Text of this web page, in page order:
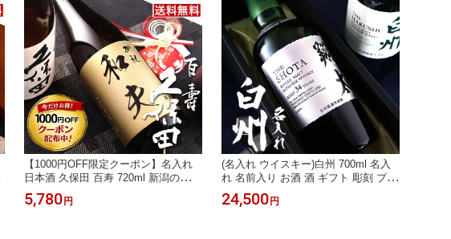
【1000円OFF限定クーポン】名入れ
日本酒 久保田 百寿 720ml 新潟の銘酒
朝日酒造 名前入り 彫刻 プレゼント
ギフト 還暦祝い 誕生日 退職祝い 送
5,780 円
(名入れ ウイスキー)白州 700ml 名入
れ 名前入り お酒 酒 ギフト 彫刻 プレ
ゼント 父の日 成人祝い 還暦祝い 古
希祝い 誕生日 出産祝い 男性 女性 贈
24,500 円